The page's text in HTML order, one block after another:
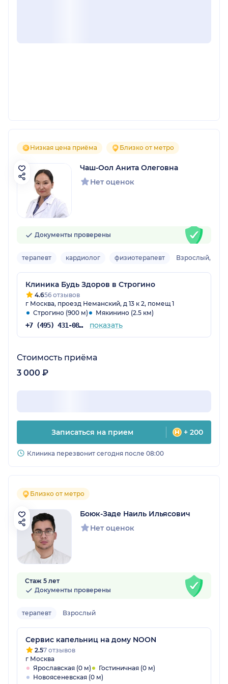
Низкая цена приёма Близко от метро
Чаш-Оол Анита Олеговна
Нет оценок
Документы проверены
терапевт кардиолог физиотерапевт Взрослый,
Клиника Будь Здоров в Строгино
4.656 отзывов
г Москва, проезд Неманский, д 13 к 2, помещ 1
Строгино (900 м)
Мякинино (2.5 км)
+7 (495) 431-08-89 показать
Стоимость приёма
3 000 ₽
Записаться на прием + 200
Клиника перезвонит сегодня после 08:00
Близко от метро
Боюк-Заде Наиль Ильясович
Нет оценок
Стаж 5 лет
Документы проверены
терапевт Взрослый
Сервис капельниц на дому NOON
2.57 отзывов
г Москва
Ярославская (0 м)
Гостиничная (0 м)
Новоясеневская (0 м)